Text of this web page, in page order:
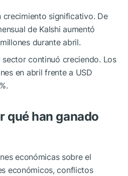
crecimiento significativo. De
de Kalshi aumentó
durante abril.
continuó creciendo. Los
en abril frente a USD
qué han ganado
económicas sobre el
económicos, conflictos